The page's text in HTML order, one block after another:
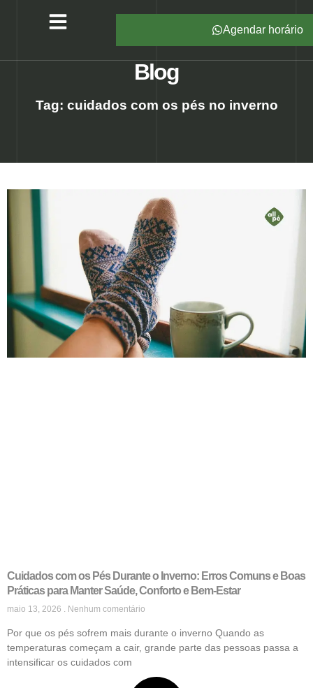
Agendar horário
Blog
Tag: cuidados com os pés no inverno
Cuidados com os Pés Durante o Inverno: Erros Comuns e Boas
Práticas para Manter Saúde, Conforto e Bem-Estar
maio 13, 2026 Nenhum comentário
Por que os pés sofrem mais durante o inverno Quando as
temperaturas começam a cair, grande parte das pessoas passa a
intensificar os cuidados com